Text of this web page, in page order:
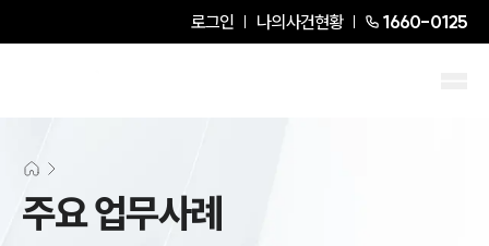
로그인 나의사건현황 1660-0125
주요 업무사례